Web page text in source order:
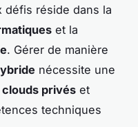
défis réside dans la
et la
. Gérer de manière
nécessite une
clouds privés et
techniques